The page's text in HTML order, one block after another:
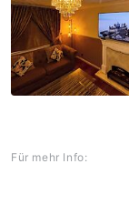
Für mehr Info: